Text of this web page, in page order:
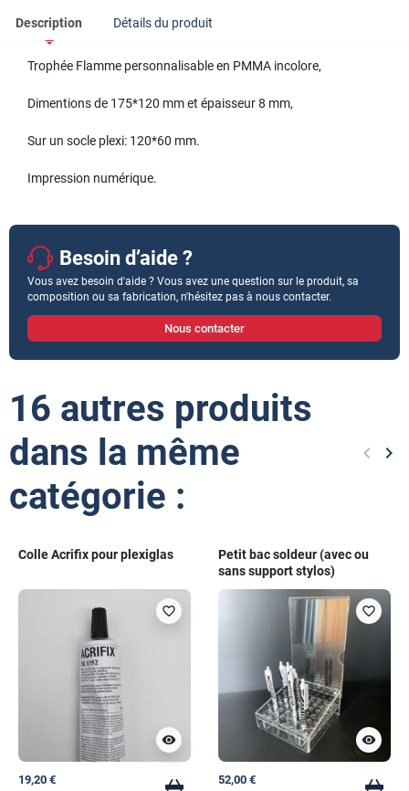
Description Détails du produit
Trophée Flamme personnalisable en PMMA incolore,
Dimentions de 175*120 mm et épaisseur 8 mm,
Sur un socle plexi: 120*60 mm.
Impression numérique.
Besoin d’aide ?
Vous avez besoin d'aide ? Vous avez une question sur le produit, sa
composition ou sa fabrication, n'hésitez pas à nous contacter.
Nous contacter
16 autres produits
dans la même
catégorie :
keyboard_arrow_left keyboard_arrow_right
Colle Acrifix pour plexiglas
visibility
favorite_border
19,20 €
Petit bac soldeur (avec ou
sans support stylos)
visibility
favorite_border
52,00 €